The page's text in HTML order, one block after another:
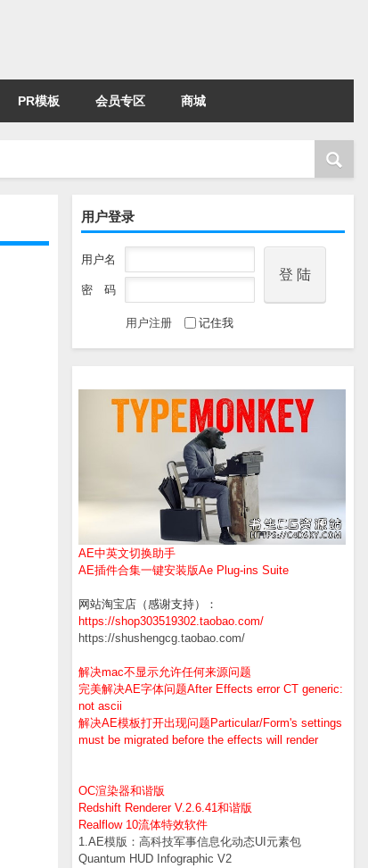
PR模板 会员专区 商城
用户登录
用户名
密 码
用户注册 记住我
AE中英文切换助手
AE插件合集一键安装版Ae Plug-ins Suite
网站淘宝店（感谢支持）：
https://shop303519302.taobao.com/
https://shushengcg.taobao.com/
解决mac不显示允许任何来源问题
完美解决AE字体问题After Effects error CT generic:
not ascii
解决AE模板打开出现问题Particular/Form's settings
must be migrated before the effects will render
OC渲染器和谐版
Redshift Renderer V.2.6.41和谐版
Realflow 10流体特效软件
1.AE模版：高科技军事信息化动态UI元素包
Quantum HUD Infographic V2